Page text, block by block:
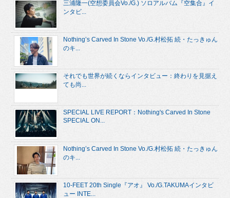
三浦隆一(空想委員会Vo./G.) ソロアルバム『空集合』イ
ンタビ...
Nothing’s Carved In Stone Vo./G.村松拓 続・たっきゅん
のキ...
それでも世界が続くならインタビュー：終わりを見据え
ても尚...
SPECIAL LIVE REPORT：Nothing's Carved In Stone
SPECIAL ON...
Nothing’s Carved In Stone Vo./G.村松拓 続・たっきゅん
のキ...
10-FEET 20th Single『アオ』 Vo./G.TAKUMAインタビ
ュー INTE...